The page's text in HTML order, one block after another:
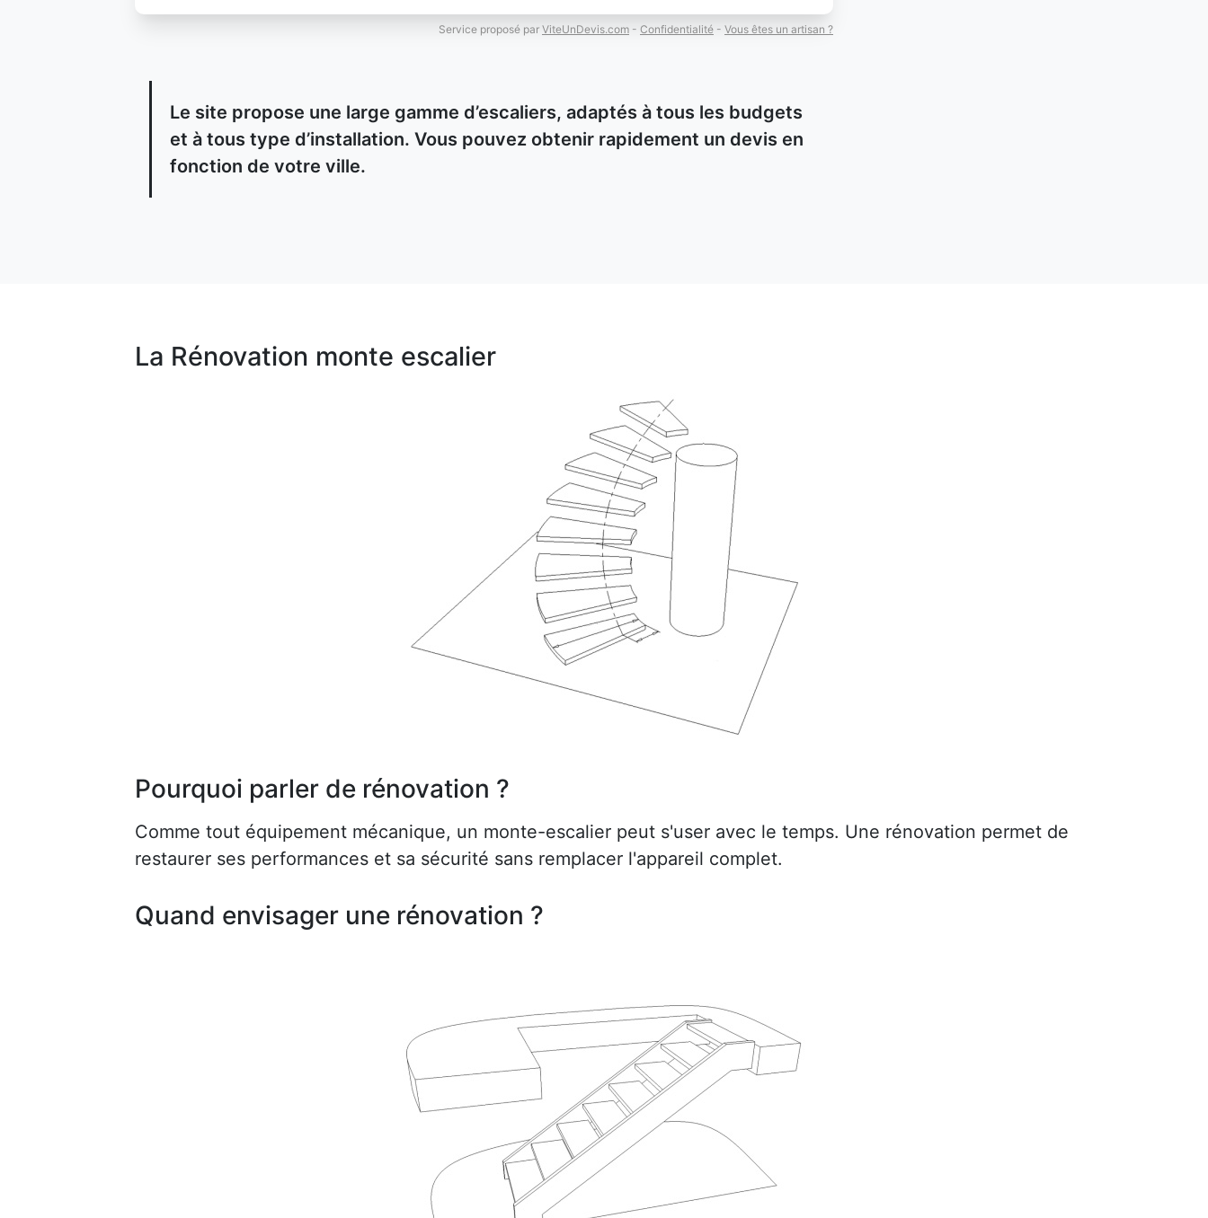
Service proposé par ViteUnDevis.com - Confidentialité - Vous êtes un artisan ?
Le site propose une large gamme d’escaliers, adaptés à tous les budgets
et à tous type d’installation. Vous pouvez obtenir rapidement un devis en
fonction de votre ville.
La Rénovation monte escalier
Pourquoi parler de rénovation ?
Comme tout équipement mécanique, un monte-escalier peut s'user avec le temps. Une rénovation permet de
restaurer ses performances et sa sécurité sans remplacer l'appareil complet.
Quand envisager une rénovation ?